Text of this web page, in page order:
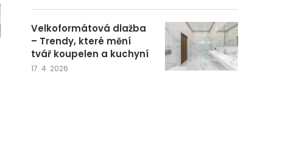
Velkoformátová dlažba
– Trendy, které mění
tvář koupelen a kuchyní
17. 4. 2026